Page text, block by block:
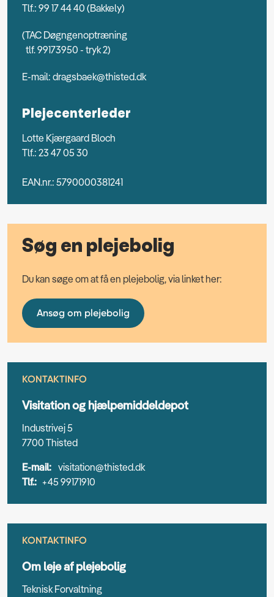
Tlf.: 99 17 44 40 (Bakkely)
(TAC Døgngenoptræning
tlf. 99173950 - tryk 2)
E-mail: dragsbaek@thisted.dk
Plejecenterleder
Lotte Kjærgaard Bloch
Tlf.: 23 47 05 30
EAN.nr.: 5790000381241
Søg en plejebolig
Du kan søge om at få en plejebolig, via linket her:
Ansøg om plejebolig
KONTAKTINFO
Visitation og hjælpemiddeldepot
Industrivej 5
7700 Thisted
E-mail: visitation@thisted.dk
Tlf.: +45 99171910
KONTAKTINFO
Om leje af plejebolig
Teknisk Forvaltning